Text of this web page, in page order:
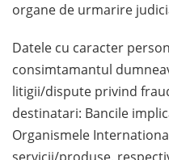
organe de urmarire
Datele cu caracter
consimtamantul
litigii/dispute privind
destinatari: Bancile
Organismele
servicii/produse,